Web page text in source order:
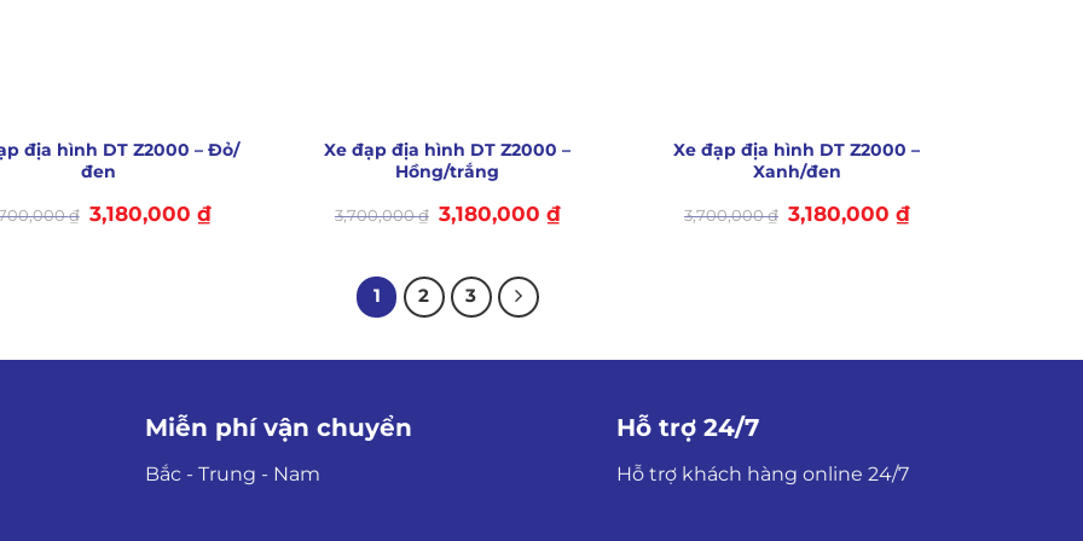
địa hình DT Z2000 – Đỏ/
đen
₫ Giá
gốc
3,180,000 ₫Giá
hiện
Xe đạp địa hình DT Z2000 –
Hồng/trắng
3,700,000₫ Giá
gốc
3,180,000 ₫Giá
hiện
Xe đạp địa hình DT Z2000 –
Xanh/đen
3,700,000₫ Giá
gốc
3,180,000 ₫Giá
hiện
1
2 3
Miễn phí vận chuyển
Bắc - Trung - Nam
Hỗ trợ 24/7
Hỗ trợ khách hàng online 24/7